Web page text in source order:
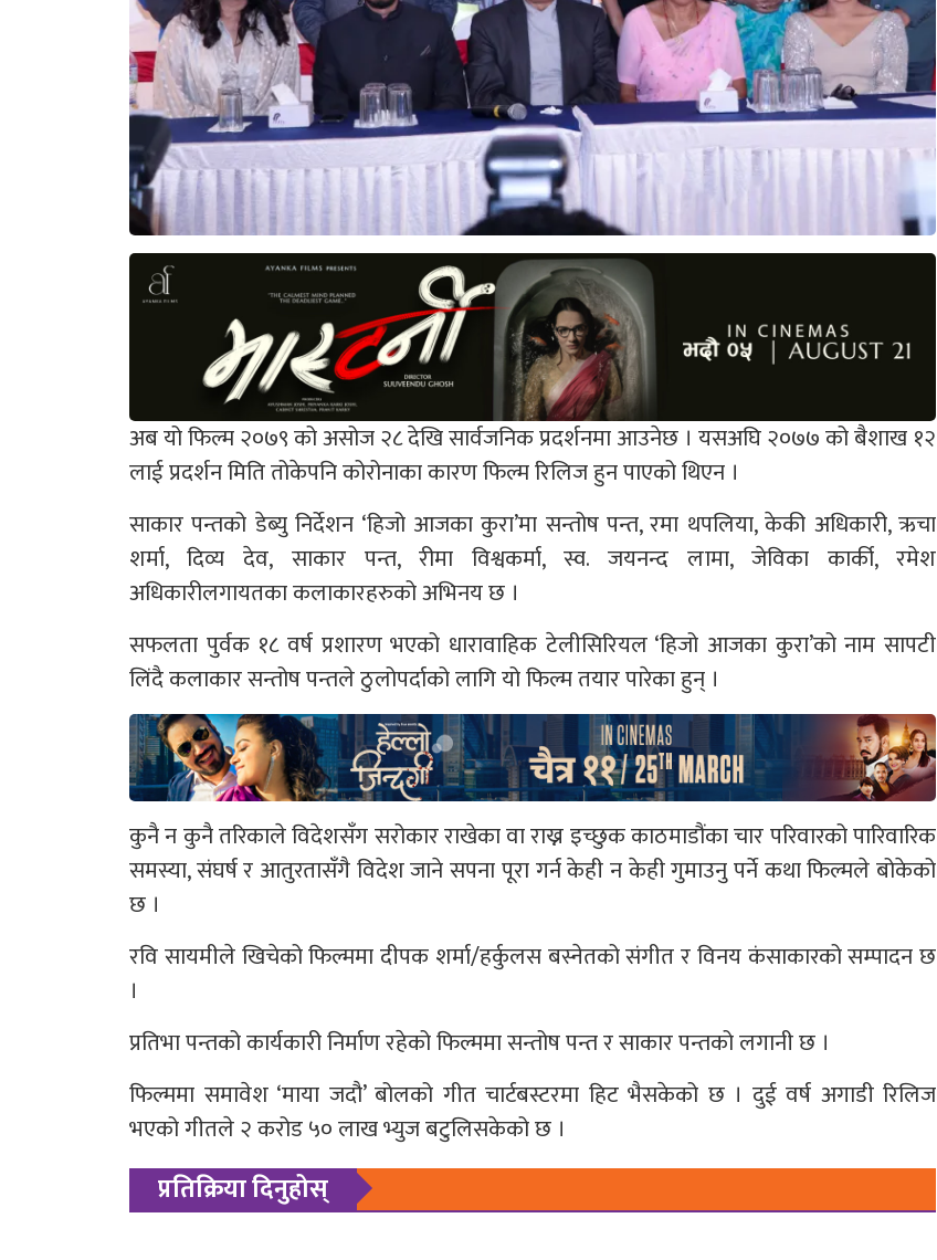
अब यो फिल्म २०७९ को असोज २८ देखि सार्वजनिक प्रदर्शनमा आउनेछ । यसअघि २०७७ को बैशाख १२
लाई प्रदर्शन मिति तोकेपनि कोरोनाका कारण फिल्म रिलिज हुन पाएको थिएन ।
साकार पन्तको डेब्यु निर्देशन ‘हिजो आजका कुरा’मा सन्तोष पन्त, रमा थपलिया, केकी अधिकारी, ऋचा
शर्मा, दिव्य देव, साकार पन्त, रीमा विश्वकर्मा, स्व. जयनन्द लामा, जेविका कार्की, रमेश
अधिकारीलगायतका कलाकारहरुको अभिनय छ ।
सफलता पुर्वक १८ वर्ष प्रशारण भएको धारावाहिक टेलीसिरियल ‘हिजो आजका कुरा’को नाम सापटी
लिंदै कलाकार सन्तोष पन्तले ठुलोपर्दाको लागि यो फिल्म तयार पारेका हुन् ।
कुनै न कुनै तरिकाले विदेशसँग सरोकार राखेका वा राख्न इच्छुक काठमाडौंका चार परिवारको पारिवारिक
समस्या, संघर्ष र आतुरतासँगै विदेश जाने सपना पूरा गर्न केही न केही गुमाउनु पर्ने कथा फिल्मले बोकेको
छ ।
रवि सायमीले खिचेको फिल्ममा दीपक शर्मा/हर्कुलस बस्नेतको संगीत र विनय कंसाकारको सम्पादन छ
।
प्रतिभा पन्तको कार्यकारी निर्माण रहेको फिल्ममा सन्तोष पन्त र साकार पन्तको लगानी छ ।
फिल्ममा समावेश ‘माया जदौ’ बोलको गीत चार्टबस्टरमा हिट भैसकेको छ । दुई वर्ष अगाडी रिलिज
भएको गीतले २ करोड ५० लाख भ्युज बटुलिसकेको छ ।
प्रतिक्रिया दिनुहोस्